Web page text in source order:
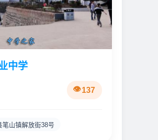
中学
137
笔山镇解放街38号